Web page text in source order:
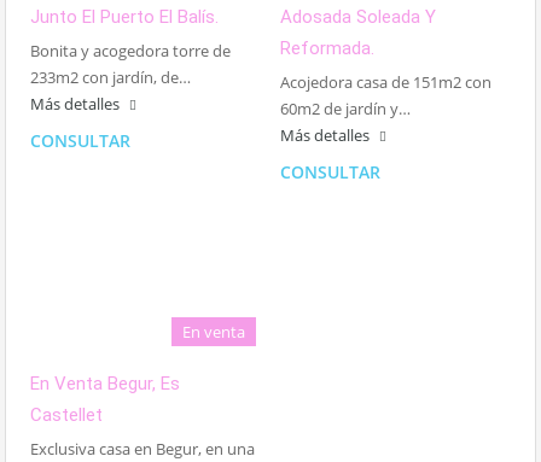
Junto El Puerto El Balís.
Bonita y acogedora torre de
233m2 con jardín, de…
Más detalles
CONSULTAR
Adosada Soleada Y
Reformada.
Acojedora casa de 151m2 con
60m2 de jardín y…
Más detalles
CONSULTAR
En venta
En Venta Begur, Es
Castellet
Exclusiva casa en Begur, en una